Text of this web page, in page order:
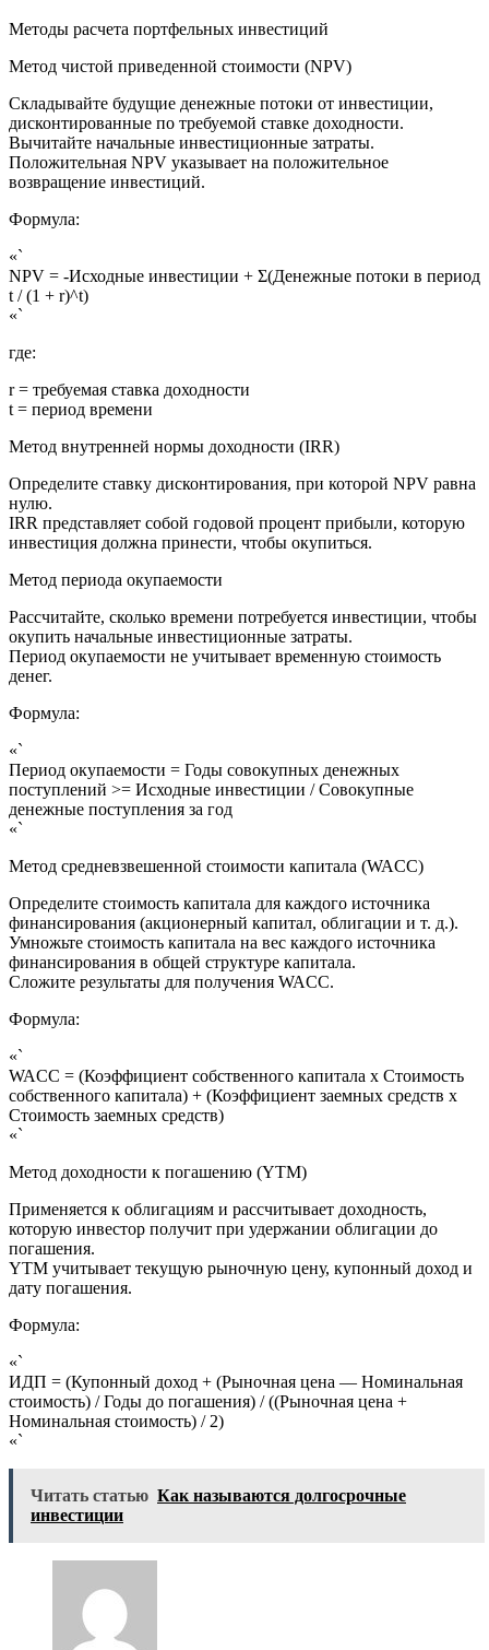
Методы расчета портфельных инвестиций
Метод чистой приведенной стоимости (NPV)
Складывайте будущие денежные потоки от инвестиции,
дисконтированные по требуемой ставке доходности.
Вычитайте начальные инвестиционные затраты.
Положительная NPV указывает на положительное
возвращение инвестиций.
Формула:
«`
NPV = -Исходные инвестиции + Σ(Денежные потоки в период
t / (1 + r)^t)
«`
где:
r = требуемая ставка доходности
t = период времени
Метод внутренней нормы доходности (IRR)
Определите ставку дисконтирования, при которой NPV равна
нулю.
IRR представляет собой годовой процент прибыли, которую
инвестиция должна принести, чтобы окупиться.
Метод периода окупаемости
Рассчитайте, сколько времени потребуется инвестиции, чтобы
окупить начальные инвестиционные затраты.
Период окупаемости не учитывает временную стоимость
денег.
Формула:
«`
Период окупаемости = Годы совокупных денежных
поступлений >= Исходные инвестиции / Совокупные
денежные поступления за год
«`
Метод средневзвешенной стоимости капитала (WACC)
Определите стоимость капитала для каждого источника
финансирования (акционерный капитал, облигации и т. д.).
Умножьте стоимость капитала на вес каждого источника
финансирования в общей структуре капитала.
Сложите результаты для получения WACC.
Формула:
«`
WACC = (Коэффициент собственного капитала x Стоимость
собственного капитала) + (Коэффициент заемных средств x
Стоимость заемных средств)
«`
Метод доходности к погашению (YTM)
Применяется к облигациям и рассчитывает доходность,
которую инвестор получит при удержании облигации до
погашения.
YTM учитывает текущую рыночную цену, купонный доход и
дату погашения.
Формула:
«`
ИДП = (Купонный доход + (Рыночная цена — Номинальная
стоимость) / Годы до погашения) / ((Рыночная цена +
Номинальная стоимость) / 2)
«`
Читать статью Как называются долгосрочные
инвестиции